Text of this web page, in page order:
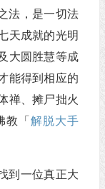
法，是一切法
天成就的光明
大圆胜慧等成
能得到相应的
禅、摊尸拙火
「 解脱大手
到一位真正大